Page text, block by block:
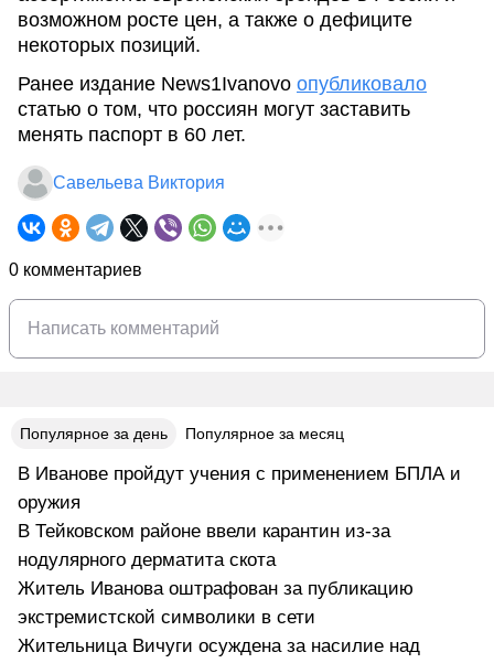
возможном росте цен, а также о дефиците
некоторых позиций.
Ранее издание News1Ivanovo опубликовало
статью о том, что россиян могут заставить
менять паспорт в 60 лет.
Савельева Виктория
0 комментариев
Популярное за день Популярное за месяц
В Иванове пройдут учения с применением БПЛА и
оружия
В Тейковском районе ввели карантин из-за
нодулярного дерматита скота
Житель Иванова оштрафован за публикацию
экстремистской символики в сети
Жительница Вичуги осуждена за насилие над